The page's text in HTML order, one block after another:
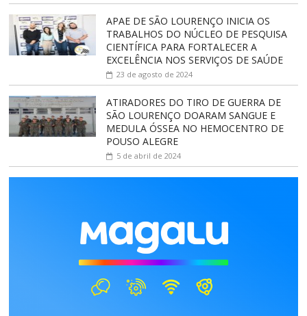
APAE DE SÃO LOURENÇO INICIA OS
TRABALHOS DO NÚCLEO DE PESQUISA
CIENTÍFICA PARA FORTALECER A
EXCELÊNCIA NOS SERVIÇOS DE SAÚDE
23 de agosto de 2024
ATIRADORES DO TIRO DE GUERRA DE
SÃO LOURENÇO DOARAM SANGUE E
MEDULA ÓSSEA NO HEMOCENTRO DE
POUSO ALEGRE
5 de abril de 2024